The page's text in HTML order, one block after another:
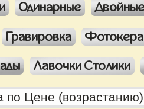
Одинарные
Гравировка
Лавочки Столики